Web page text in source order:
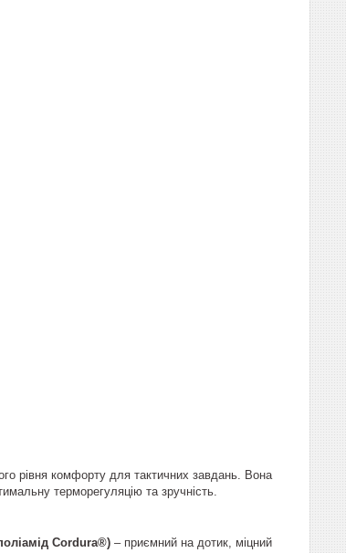
рівня комфорту для тактичних завдань. Вона
терморегуляцію та зручність.
Cordura®) – приємний на дотик, міцний